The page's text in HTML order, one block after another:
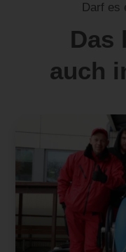
Darf es
Das
auch